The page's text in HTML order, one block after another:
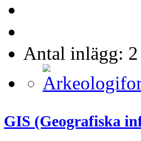
Antal inlägg:
GIS (Geografiska